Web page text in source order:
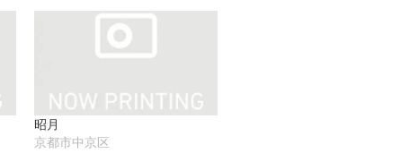
昭月
京都市中京区